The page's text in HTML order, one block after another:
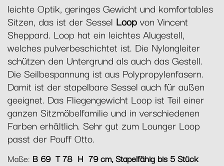
leichte Optik, geringes Gewicht und komfortables
Sitzen, das ist der Sessel Loopvon Vincent
Sheppard. Loop hat ein leichtes Alugestell,
welches pulverbeschichtet ist. Die Nylongleiter
schützen den Untergrund als auch das Gestell.
Die Seilbespannung ist aus Polypropylenfasern.
Damit ist der stapelbare Sessel auch für außen
geeignet. Das Fliegengewicht Loop ist Teil einer
ganzen Sitzmöbelfamilie und in verschiedenen
Farben erhältlich. Sehr gut zum Lounger Loop
passt der Pouff Otto.
Maße: B 69 T 78 H 79 cm, Stapelfähig bis 5 Stück